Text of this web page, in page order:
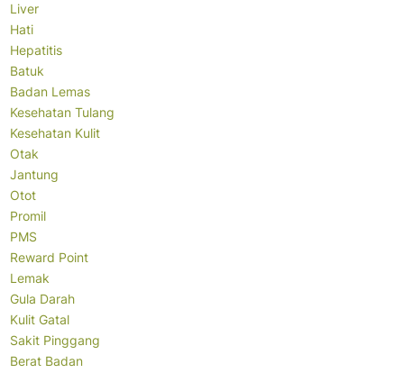
Liver
Hati
Hepatitis
Batuk
Badan Lemas
Kesehatan Tulang
Kesehatan Kulit
Otak
Jantung
Otot
Promil
PMS
Reward Point
Lemak
Gula Darah
Kulit Gatal
Sakit Pinggang
Berat Badan